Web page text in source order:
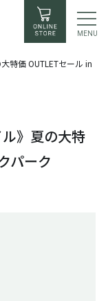
MENU
特価 OUTLETセール in
》夏の大特
パーク